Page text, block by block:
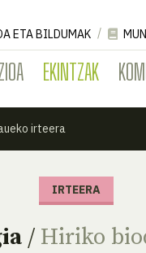
EKINTZAK
ETA BILDUMAK
irteera
IRTEERA
/ Hiriko